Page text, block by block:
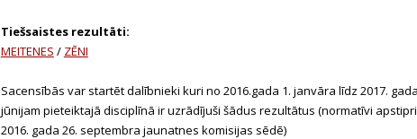
Tiešsaistes rezultāti:
MEITENES / ZĒNI
Sacensībās var startēt dalībnieki kuri no 2016.gada 1. janvāra līdz 2017.
jūnijam pieteiktajā disciplīnā ir uzrādījuši šādus rezultātus (normatīvi
2016. gada 26. septembra jaunatnes komisijas sēdē)